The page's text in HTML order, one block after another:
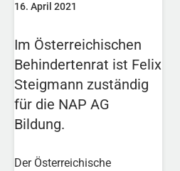
16. April 2021
Im Österreichischen
Behindertenrat ist Felix
Steigmann zuständig
für die NAP AG
Bildung.
Der Österreichische